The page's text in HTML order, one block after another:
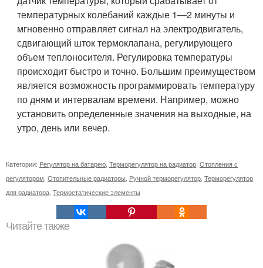
температурных колебаний каждые 1—2 минуты и
мгновенно отправляет сигнал на электродвигатель,
сдвигающий шток термоклапана, регулирующего
объем теплоносителя. Регулировка температуры
происходит быстро и точно. Большим преимуществом
является возможность программировать температуру
по дням и интервалам времени. Например, можно
установить определенные значения на выходные, на
утро, день или вечер.
Категории: Регулятор на батарею Терморегулятор на радиатор Отопления с
регулятором Отопительные радиаторы Ручной терморегулятор Терморегулятор
для радиатора Термостатические элементы
Читайте также